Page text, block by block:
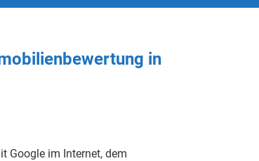
in
Google im Internet, dem